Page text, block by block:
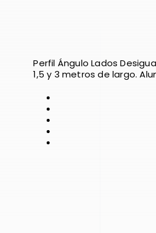
Perfil Ángulo Lados
1,5 y 3 metros de largo.